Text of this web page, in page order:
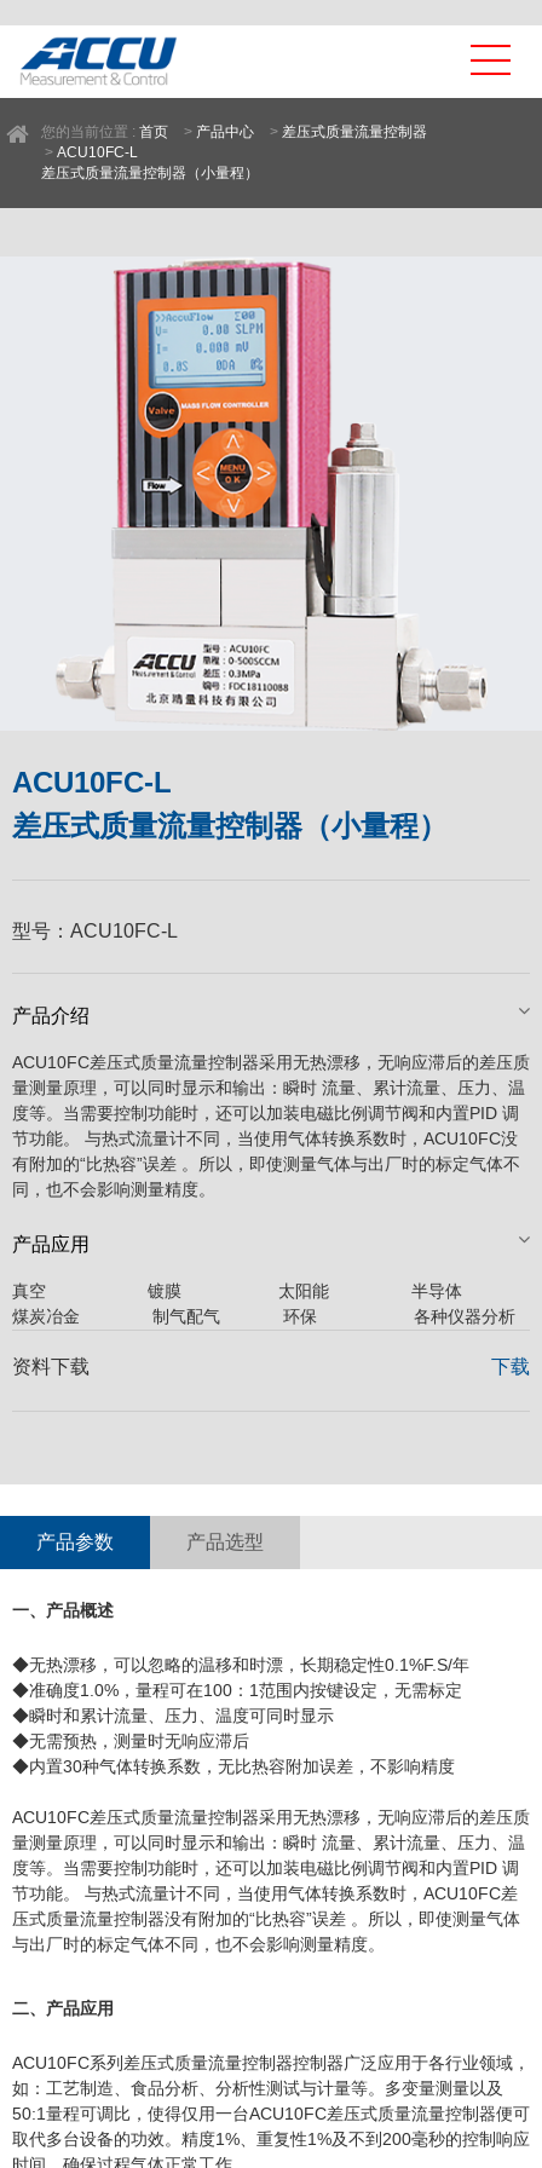
您的当前位置 : 首页 > 产品中心 > 差压式质量流量控制器
> ACU10FC-L
差压式质量流量控制器（小量程）
ACU10FC-L
差压式质量流量控制器（小量程）
型号： ACU10FC-L
产品介绍
ACU10FC差压式质量流量控制器采用无热漂移，无响应滞后的差压质
量测量原理，可以同时显示和输出：瞬时 流量、累计流量、压力、温
度等。当需要控制功能时，还可以加装电磁比例调节阀和内置PID 调
节功能。 与热式流量计不同，当使用气体转换系数时，ACU10FC没
有附加的“比热容”误差 。所以，即使测量气体与出厂时的标定气体不
同，也不会影响测量精度。
产品应用
真空 镀膜 太阳能 半导体 石
煤炭冶金 制气配气 环保 各种仪器分析
资料下载 下载
产品参数 产品选型
一、产品概述
◆无热漂移，可以忽略的温移和时漂，长期稳定性0.1%F.S/年
◆准确度1.0%，量程可在100：1范围内按键设定，无需标定
◆瞬时和累计流量、压力、温度可同时显示
◆无需预热，测量时无响应滞后
◆内置30种气体转换系数，无比热容附加误差，不影响精度
ACU10FC差压式质量流量控制器采用无热漂移，无响应滞后的差压质
量测量原理，可以同时显示和输出：瞬时 流量、累计流量、压力、温
度等。当需要控制功能时，还可以加装电磁比例调节阀和内置PID 调
节功能。 与热式流量计不同，当使用气体转换系数时，ACU10FC差
压式质量流量控制器没有附加的“比热容”误差 。所以，即使测量气体
与出厂时的标定气体不同，也不会影响测量精度。
二、产品应用
ACU10FC系列差压式质量流量控制器控制器广泛应用于各行业领域，
如：工艺制造、食品分析、分析性测试与计量等。多变量测量以及
50:1量程可调比，使得仅用一台ACU10FC差压式质量流量控制器便可
取代多台设备的功效。精度1%、重复性1%及不到200毫秒的控制响应